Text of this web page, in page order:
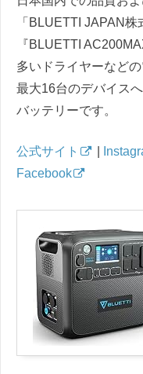
「BLUETTI JAPAN株
『BLUETTI
多いドライヤーなど
最大16台のデバイス
バッテリーです。
公式サイト
Facebook